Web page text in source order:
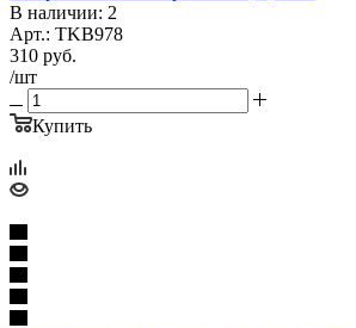
В наличии: 2
Арт.: TKB978
310 руб.
/шт
Купить